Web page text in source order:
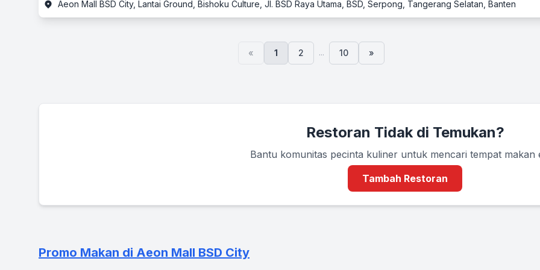
Aeon Mall BSD City, Lantai Ground, Bishoku Culture, Jl. BSD Raya Utama, BSD, Serpong, Tangerang Selatan, Banten
« 1 2 ... 10 »
Restoran Tidak di Temukan?
Bantu komunitas pecinta kuliner untuk mencari tempat makan
Tambah Restoran
Promo Makan di Aeon Mall BSD City